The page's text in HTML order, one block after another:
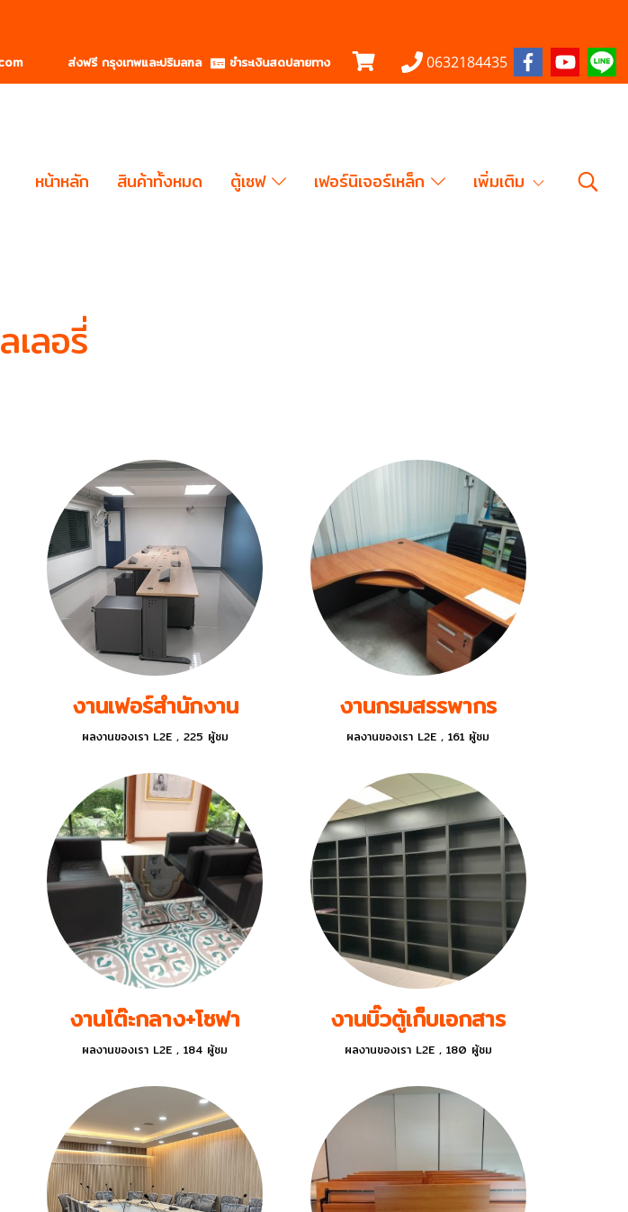
ส่งฟรี กรุงเทพและปริมลฑล ชำระเงินสดปลายทาง 0632184435
หน้าหลัก สินค้าทั้งหมด ตู้เซฟ เฟอร์นิเจอร์เหล็ก เพิ่มเติม
เลอรี่
งานเฟอร์สำนักงาน
ผลงานของเรา L2E, 225 ผู้ชม
งานกรมสรรพากร
ผลงานของเรา L2E ,161 ผู้ชม
งานโต๊ะกลาง+โซฟา
ผลงานของเรา L2E ,184 ผู้ชม
งานบิ๊วตู้เก็บเอกสาร
ผลงานของเรา L2E, 180 ผู้ชม